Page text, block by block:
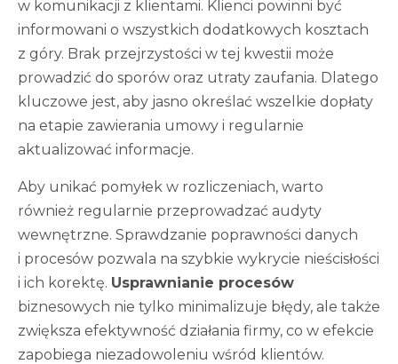
w komunikacji z klientami. Klienci powinni być
informowani o wszystkich dodatkowych kosztach
z góry. Brak przejrzystości w tej kwestii może
prowadzić do sporów oraz utraty zaufania. Dlatego
kluczowe jest, aby jasno określać wszelkie dopłaty
na etapie zawierania umowy i regularnie
aktualizować informacje.
Aby unikać pomyłek w rozliczeniach, warto
również regularnie przeprowadzać audyty
wewnętrzne. Sprawdzanie poprawności danych
i procesów pozwala na szybkie wykrycie nieścisłości
i ich korektę. Usprawnianie procesów
biznesowych nie tylko minimalizuje błędy, ale także
zwiększa efektywność działania firmy, co w efekcie
zapobiega niezadowoleniu wśród klientów.